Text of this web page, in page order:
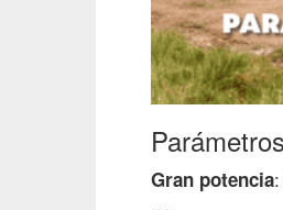
Gran potencia